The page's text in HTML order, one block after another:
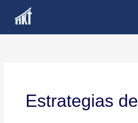
Estrategias de